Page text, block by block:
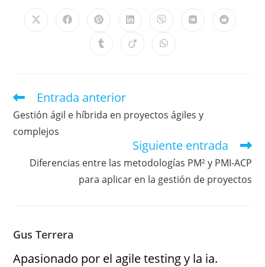
Entrada anterior
Gestión ágil e híbrida en proyectos ágiles y
complejos
Siguiente entrada
Diferencias entre las metodologías PM² y PMI-ACP
para aplicar en la gestión de proyectos
Gus Terrera
Apasionado por el agile testing y la ia.